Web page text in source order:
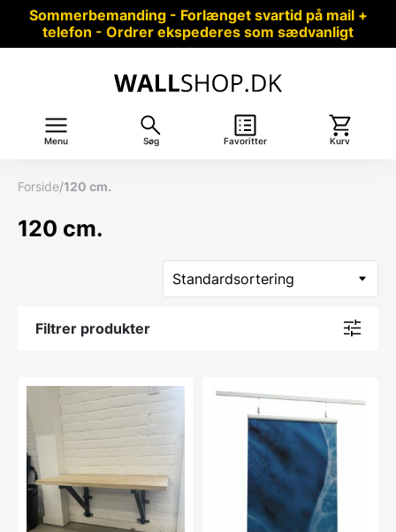
Sommerbemanding - Forlænget svartid på mail +
telefon - Ordrer ekspederes som sædvanligt
Menu Søg Favoritter Kurv
Forside/120 cm.
120 cm.
Filtrer produkter